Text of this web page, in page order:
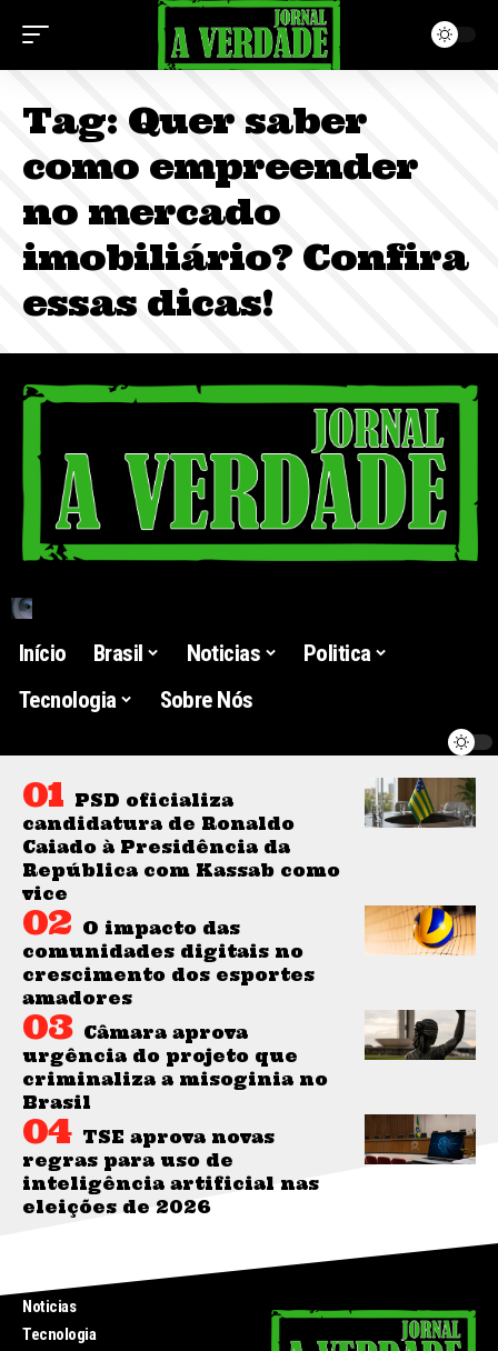
Tag: Quer saber
como empreender
no mercado
imobiliário? Confira
essas dicas!
Início Brasil Noticias
Politica
Tecnologia
Sobre Nós
PSD oficializa
candidatura de Ronaldo
Caiado à Presidência da
República com Kassab como
vice
O impacto das
comunidades digitais no
crescimento dos esportes
amadores
Câmara aprova
urgência do projeto que
criminaliza a misoginia no
Brasil
TSE aprova novas
regras para uso de
inteligência artificial nas
eleições de 2026
Noticias
Tecnologia